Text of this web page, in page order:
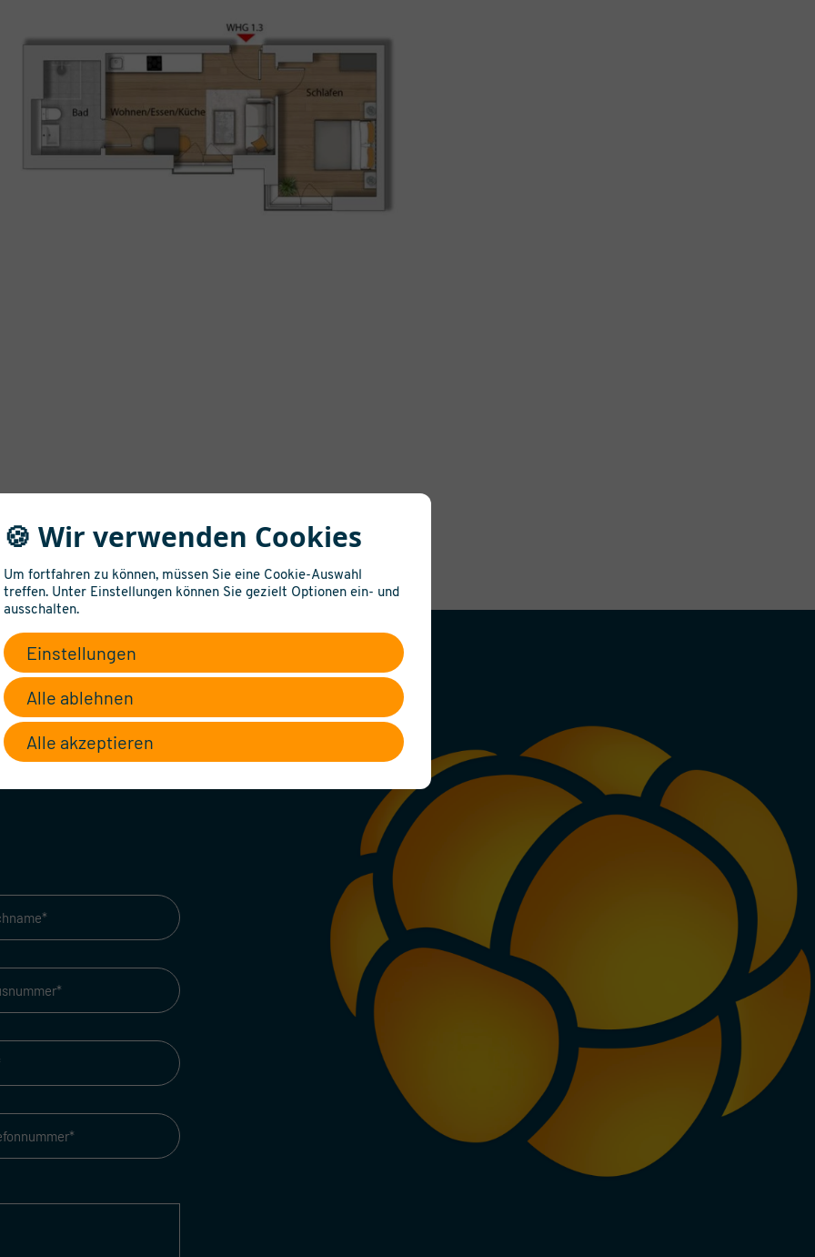
für diese
mit Ihnen auf und beraten Sie gerne!
🍪 Wir verwenden Cookies
Um fortfahren zu können, müssen Sie eine Cookie-Auswahl
treffen. Unter Einstellungen können Sie gezielt Optionen ein- und
ausschalten.
Einstellungen
Alle ablehnen
Alle akzeptieren